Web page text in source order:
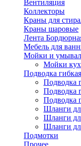
Вентиляция
Коллекторы
Краны для
Краны шаровые
Лента
Мебель для
Мойки и
Мойки кух
Подводка
Подводка
Подводка
Подводка
Шланги
Шланги
Шланги
Подмотки
Прочее